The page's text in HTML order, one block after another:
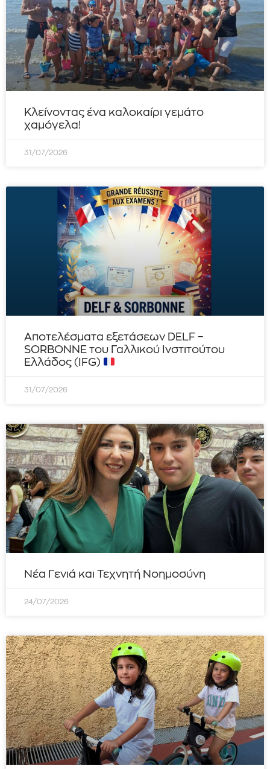
Κλείνοντας ένα καλοκαίρι γεμάτο
χαμόγελα!
31/07/2026
Αποτελέσματα εξετάσεων DELF –
SORBONNE του Γαλλικού Ινστιτούτου
Ελλάδος (IFG)
31/07/2026
Νέα Γενιά και Τεχνητή Νοημοσύνη
24/07/2026